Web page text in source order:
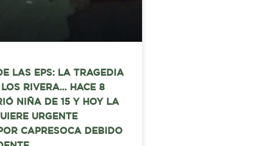
LAS EPS: LA TRAGEDIA
RIVERA… HACE 8
NIÑA DE 15 Y HOY LA
URGENTE
CAPRESOCA DEBIDO